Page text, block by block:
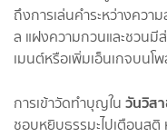
ถึงการเล่นคำระหว่างคว
ล แฝงความกวนและชวนมี
เมนต์หรือเพิ่มเอ็นเกจบนโ
การเข้าวัดทำบุญใน วันวิส
ชอบหยิบธรรมะไปเตือนสติ